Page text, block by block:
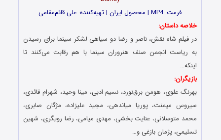
فرمت: MP4 | محصول ایران | تهیه‎‌کننده: علی قائم‌مقامی
خلاصه داستان:
در فیلم شاه نقش، ناصر و رضا دو سیاهی لشکر سینما برای رسیدن
به ریاست انجمن صنف هنروران سینما با هم رقابت می‌کنند تا
اینکه…
بازیگران:
بهرنگ علوی، هومن برق‌نورد، نسیم ادبی، مینا وحید، شهرام قائدی،
سیروس میمنت، پوریا میاندهی، مجید علیزاده، مژگان صابری،
محمد متوسلانی، عنایت بخشی، مهدی میامی، رضا رویگری، شهین
تسلیمی، پژمان بازغی و…